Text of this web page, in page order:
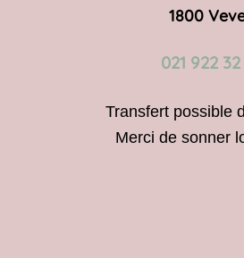
1800
021 922
Transfert possible
Merci de sonner